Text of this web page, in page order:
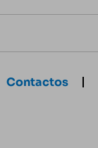
Contactos